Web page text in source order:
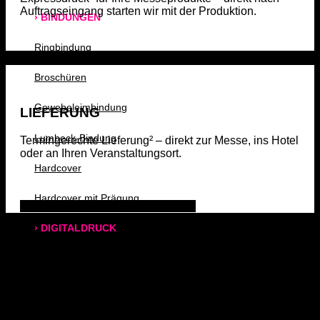
› BINDUNGEN
Ringbindung
Broschüren
Gewebeleimbindung
Lumbeck-Bindung
Hardcover
Hardcover mit Prägung
› DIGITALDRUCK
Auftragseingang starten wir mit der Produktion.
LIEFERUNG
Termingerechte Lieferung² – direkt zur Messe, ins Hotel
oder an Ihren Veranstaltungsort.